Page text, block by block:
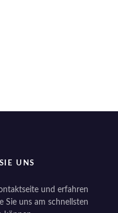
UNS
und erfahren
Sie uns am schnellsten